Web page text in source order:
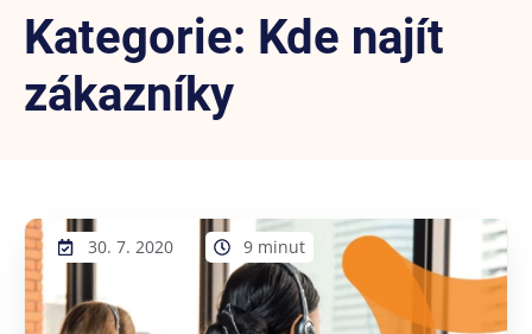
Kategorie: Kde najít
zákazníky
30. 7. 2020 9 minut